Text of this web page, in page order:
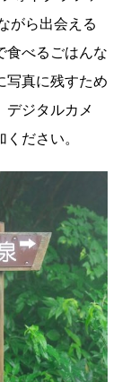
がら出会える
食べるごはんな
写真に残すため
デジタルカメ
ださい。